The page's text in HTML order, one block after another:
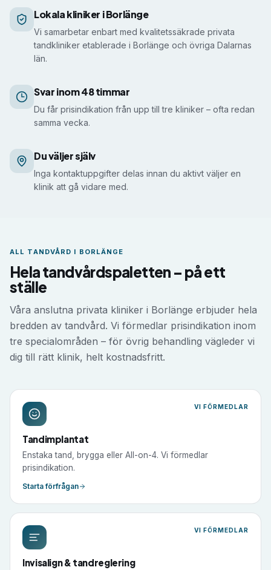
Så får du prisindikation i Borlänge
Lokala kliniker i Borlänge
Vi samarbetar enbart med kvalitetssäkrade privata
tandkliniker etablerade i Borlänge och övriga Dalarnas
län.
Svar inom 48 timmar
Du får prisindikation från upp till tre kliniker – ofta redan
samma vecka.
Du väljer själv
Inga kontaktuppgifter delas innan du aktivt väljer en
klinik att gå vidare med.
ALL TANDVÅRD I BORLÄNGE
Hela tandvårdspaletten – på ett
ställe
Våra anslutna privata kliniker i Borlänge erbjuder hela
bredden av tandvård. Vi förmedlar prisindikation inom
tre specialområden – för övrig behandling vägleder vi
dig till rätt klinik, helt kostnadsfritt.
VI FÖRMEDLAR
Tandimplantat
Enstaka tand, brygga eller All-on-4. Vi förmedlar
prisindikation.
Starta förfrågan
VI FÖRMEDLAR
Invisalign & tandreglering